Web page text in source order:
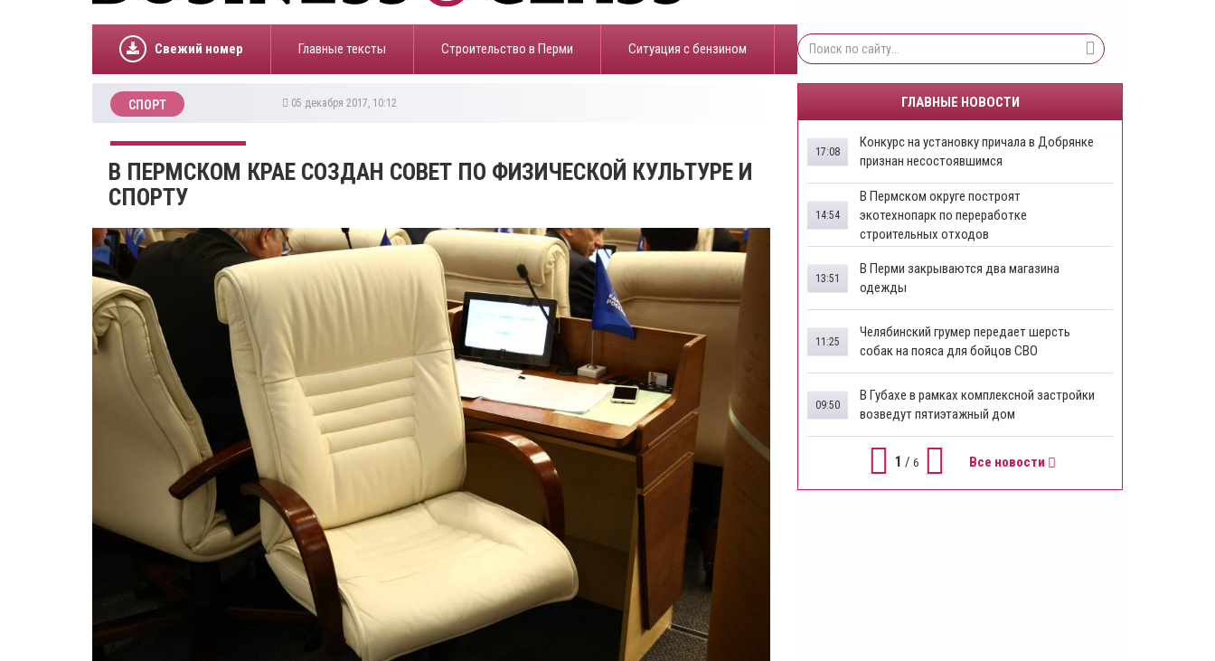
Свежий номер Главные тексты Строительство в Перми ​Ситуация с бензином
СПОРТ 05 декабря 2017, 10:12
В ПЕРМСКОМ КРАЕ СОЗДАН СОВЕТ ПО ФИЗИЧЕСКОЙ КУЛЬТУРЕ И
СПОРТУ
ГЛАВНЫЕ НОВОСТИ
Конкурс на установку причала в Добрянке
признан несостоявшимся
17:08
В Пермском округе построят
экотехнопарк по переработке
строительных отходов
14:54
В Перми закрываются два магазина
одежды
13:51
Челябинский грумер передает шерсть
собак на пояса для бойцов СВО
11:25
В Губахе в рамках комплексной застройки
возведут пятиэтажный дом
09:50
1 / 6 Все новости